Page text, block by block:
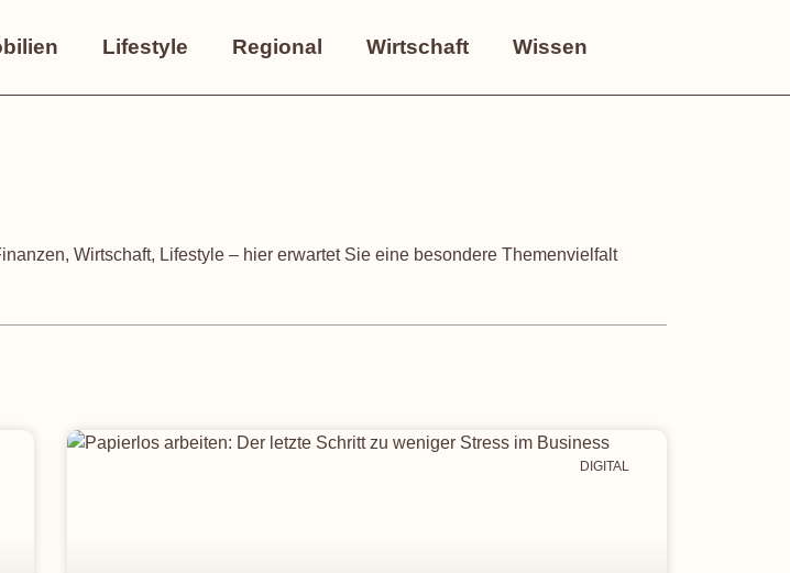
Lifestyle Regional Wirtschaft Wissen
Wirtschaft, Lifestyle – hier erwartet Sie eine besondere Themenvielfalt
DIGITAL